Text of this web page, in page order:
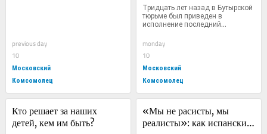
россиянок
previous day
10
Московский
Комсомолец
Тридцать лет назад в Бутырской
тюрьме был приведен в
исполнение последний...
monday
10
Московский
Комсомолец
Кто решает за наших
детей, кем им быть?
«Мы не расисты, мы
реалисты»: как испанский